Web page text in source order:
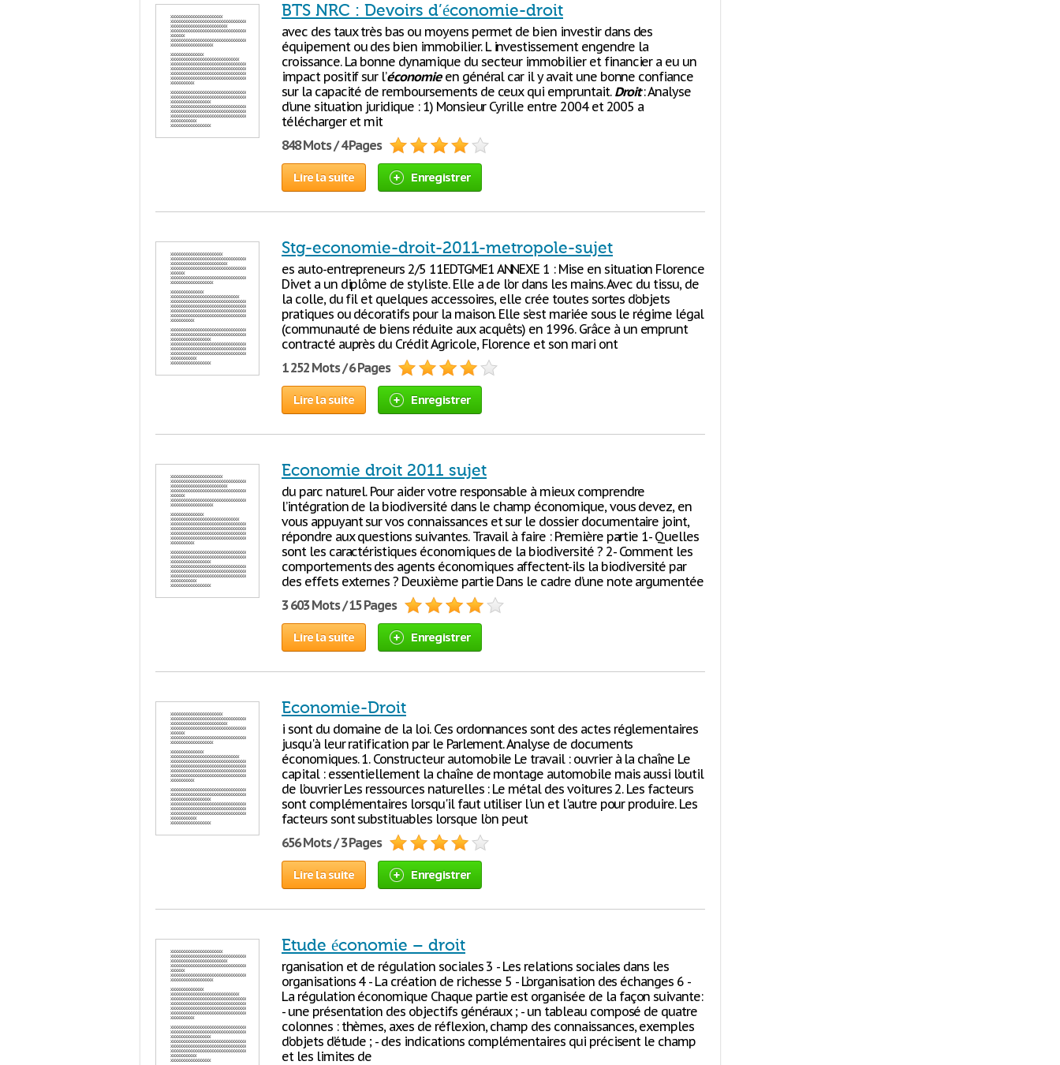
BTS NRC : Devoirs d’économie-droit
avec des taux très bas ou moyens permet de bien investir dans des
équipement ou des bien immobilier. L investissement engendre la
croissance. La bonne dynamique du secteur immobilier et financier a eu un
impact positif sur l’économieen général car il y avait une bonne confiance
sur la capacité de remboursements de ceux qui empruntait. Droit: Analyse
d’une situation juridique : 1) Monsieur Cyrille entre 2004 et 2005 a
télécharger et mit
848 Mots / 4 Pages
Lire la suite Enregistrer
Stg-economie-droit-2011-metropole-sujet
es auto-entrepreneurs 2/5 11EDTGME1 ANNEXE 1 : Mise en situation Florence
Divet a un diplôme de styliste. Elle a de l’or dans les mains. Avec du tissu, de
la colle, du fil et quelques accessoires, elle crée toutes sortes d’objets
pratiques ou décoratifs pour la maison. Elle s’est mariée sous le régime légal
(communauté de biens réduite aux acquêts) en 1996. Grâce à un emprunt
contracté auprès du Crédit Agricole, Florence et son mari ont
1 252 Mots / 6 Pages
Lire la suite Enregistrer
Economie droit 2011 sujet
du parc naturel. Pour aider votre responsable à mieux comprendre
l’intégration de la biodiversité dans le champ économique, vous devez, en
vous appuyant sur vos connaissances et sur le dossier documentaire joint,
répondre aux questions suivantes. Travail à faire : Première partie 1- Quelles
sont les caractéristiques économiques de la biodiversité ? 2- Comment les
comportements des agents économiques affectent-ils la biodiversité par
des effets externes ? Deuxième partie Dans le cadre d’une note argumentée
3 603 Mots / 15 Pages
Lire la suite Enregistrer
Economie-Droit
i sont du domaine de la loi. Ces ordonnances sont des actes réglementaires
jusqu'à leur ratification par le Parlement. Analyse de documents
économiques. 1. Constructeur automobile Le travail : ouvrier à la chaîne Le
capital : essentiellement la chaîne de montage automobile mais aussi l’outil
de l’ouvrier Les ressources naturelles : Le métal des voitures 2. Les facteurs
sont complémentaires lorsqu'il faut utiliser l'un et l'autre pour produire. Les
facteurs sont substituables lorsque l'on peut
656 Mots / 3 Pages
Lire la suite Enregistrer
Etude économie – droit
rganisation et de régulation sociales 3 - Les relations sociales dans les
organisations 4 - La création de richesse 5 - L’organisation des échanges 6 -
La régulation économique Chaque partie est organisée de la façon suivante:
- une présentation des objectifs généraux ; - un tableau composé de quatre
colonnes : thèmes, axes de réflexion, champ des connaissances, exemples
d’objets d’étude ; - des indications complémentaires qui précisent le champ
et les limites de